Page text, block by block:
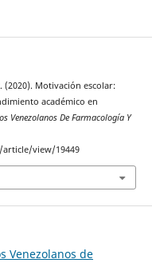
(2020). Motivación escolar:
académico en
Venezolanos De Farmacología Y
view/19449
Venezolanos de